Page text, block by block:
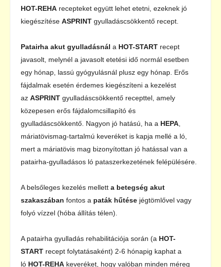
HOT-REHA recepteket együtt lehet etetni, ezeknek jó
kiegészítése ASPRINT gyulladáscsökkentő recept.
Patairha akut gyulladásnál a HOT-START recept
javasolt, melynél a javasolt etetési idő normál esetben
egy hónap, lassú gyógyulásnál plusz egy hónap. Erős
fájdalmak esetén érdemes kiegészíteni a kezelést
az ASPRINT gyulladáscsökkentő recepttel, amely
közepesen erős fájdalomcsillapító és
gyulladáscsökkentő. Nagyon jó hatású, ha a HEPA
máriatövismag-tartalmú keveréket is kapja mellé a ló,
mert a máriatövis mag bizonyítottan jó hatással van a
patairha-gyulladásos ló pataszerkezetének felépülésére.
A belsőleges kezelés mellett a betegség akut
szakaszában fontos a paták hűtése jégtömlővel vagy
folyó vízzel (hóba állítás télen).
A patairha gyulladás rehabilitációja során (a HOT-
START recept folytatásaként) 2-6 hónapig kaphat a
ló HOT-REHA keveréket, hogy valóban minden méreg